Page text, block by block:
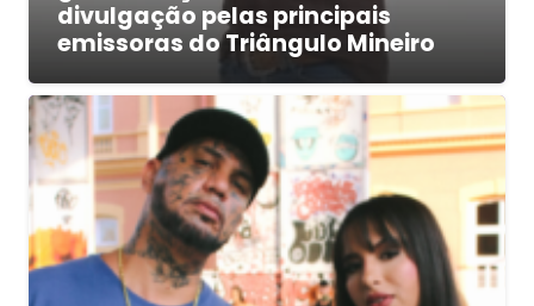
divulgação pelas principais
emissoras do Triângulo Mineiro